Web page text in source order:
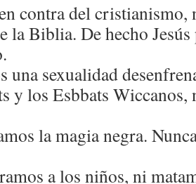
contra del
la Biblia. De hecho
una sexualidad
y los Esbbats Wiccanos,
la magia negra.
a los niños, ni